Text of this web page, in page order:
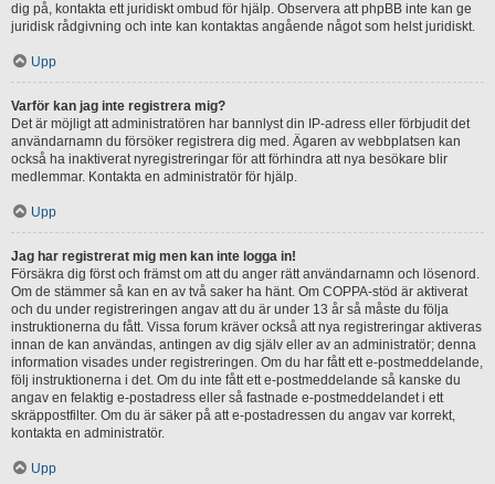
dig på, kontakta ett juridiskt ombud för hjälp. Observera att phpBB inte kan ge
juridisk rådgivning och inte kan kontaktas angående något som helst juridiskt.
Upp
Varför kan jag inte registrera mig?
Det är möjligt att administratören har bannlyst din IP-adress eller förbjudit det
användarnamn du försöker registrera dig med. Ägaren av webbplatsen kan
också ha inaktiverat nyregistreringar för att förhindra att nya besökare blir
medlemmar. Kontakta en administratör för hjälp.
Upp
Jag har registrerat mig men kan inte logga in!
Försäkra dig först och främst om att du anger rätt användarnamn och lösenord.
Om de stämmer så kan en av två saker ha hänt. Om COPPA-stöd är aktiverat
och du under registreringen angav att du är under 13 år så måste du följa
instruktionerna du fått. Vissa forum kräver också att nya registreringar aktiveras
innan de kan användas, antingen av dig själv eller av an administratör; denna
information visades under registreringen. Om du har fått ett e-postmeddelande,
följ instruktionerna i det. Om du inte fått ett e-postmeddelande så kanske du
angav en felaktig e-postadress eller så fastnade e-postmeddelandet i ett
skräppostfilter. Om du är säker på att e-postadressen du angav var korrekt,
kontakta en administratör.
Upp